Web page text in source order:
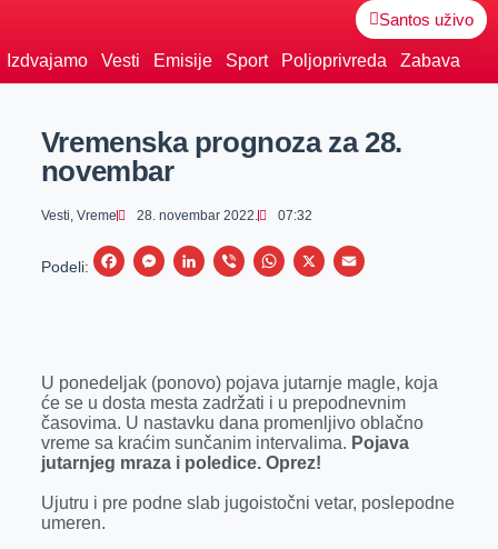
Santos uživo
Izdvajamo Vesti Emisije Sport Poljoprivreda Zabava
Vremenska prognoza za 28.
novembar
Vesti, Vreme 28. novembar 2022. 07:32
Podeli:
F
b
o
o
M
e
n
g
r
L
e
d
I
V
r
W
s
A
p
X
E
l
U ponedeljak (ponovo) pojava jutarnje magle, koja
će se u dosta mesta zadržati i u prepodnevnim
časovima. U nastavku dana promenljivo oblačno
vreme sa kraćim sunčanim intervalima. Pojava
jutarnjeg mraza i poledice. Oprez!
Ujutru i pre podne slab jugoistočni vetar, poslepodne
umeren.